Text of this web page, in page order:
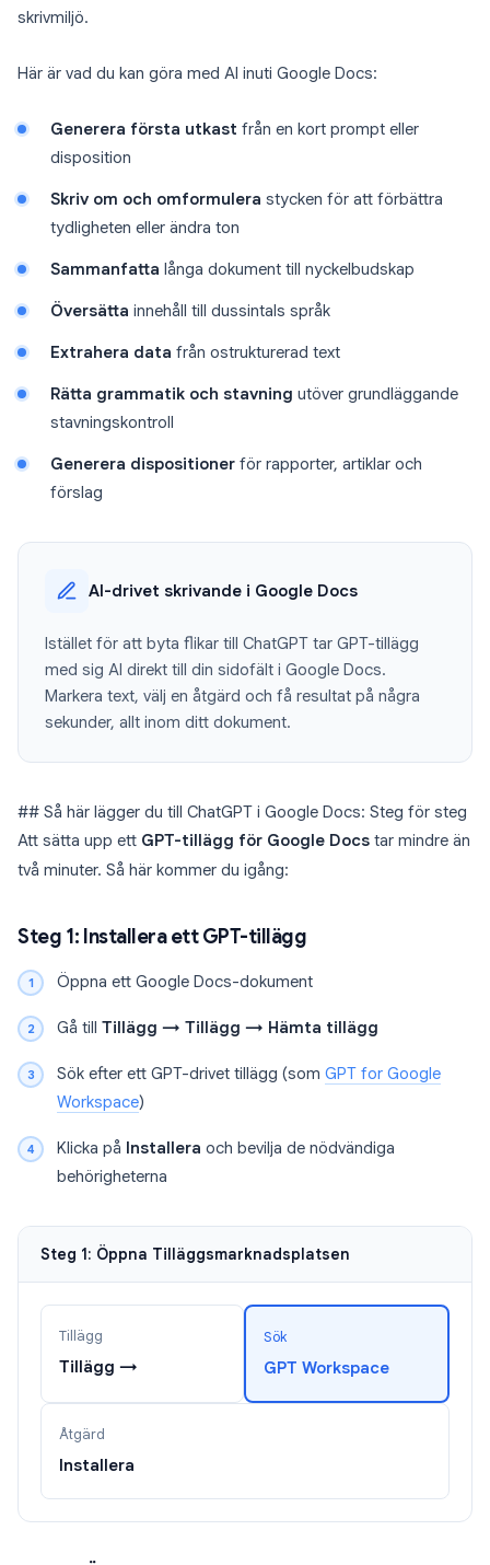
skrivmiljö.
Här är vad du kan göra med AI inuti Google Docs:
Generera första utkast från en kort prompt eller
disposition
Skriv om och omformulera stycken för att förbättra
tydligheten eller ändra ton
Sammanfatta långa dokument till nyckelbudskap
Översätta innehåll till dussintals språk
Extrahera data från ostrukturerad text
Rätta grammatik och stavning utöver grundläggande
stavningskontroll
Generera dispositioner för rapporter, artiklar och
förslag
AI-drivet skrivande i Google Docs
Istället för att byta flikar till ChatGPT tar GPT-tillägg
med sig AI direkt till din sidofält i Google Docs.
Markera text, välj en åtgärd och få resultat på några
sekunder, allt inom ditt dokument.
## Så här lägger du till ChatGPT i Google Docs: Steg för steg
Att sätta upp ett GPT-tillägg för Google Docs tar mindre än
två minuter. Så här kommer du igång:
Steg 1: Installera ett GPT-tillägg
Öppna ett Google Docs-dokument
Gå till Tillägg → Tillägg → Hämta tillägg
Sök efter ett GPT-drivet tillägg (som GPT for Google
Workspace)
Klicka på Installera och bevilja de nödvändiga
behörigheterna
Steg 1: Öppna Tilläggsmarknadsplatsen
Tillägg
Tillägg →
Sök
GPT Workspace
Åtgärd
Installera